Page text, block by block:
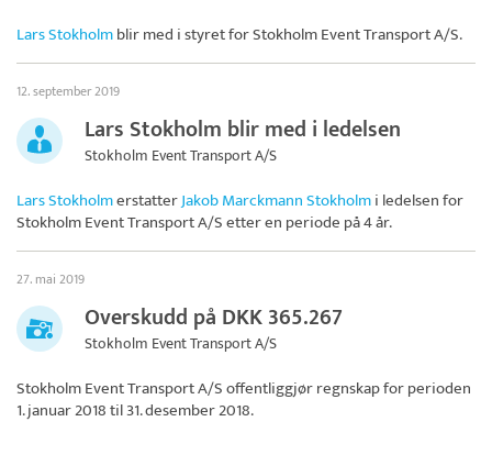
Lars Stokholmblir med i styret forStokholm Event Transport A/S.
12. september 2019
Lars Stokholm blir med i ledelsen
Stokholm Event Transport A/S
Lars StokholmerstatterJakob Marckmann Stokholmi ledelsen for
Stokholm Event Transport A/Setter en periode på 4 år.
27. mai 2019
Overskudd på DKK 365.267
Stokholm Event Transport A/S
Stokholm Event Transport A/Soffentliggjør regnskap for perioden
1. januar 2018 til 31. desember 2018.